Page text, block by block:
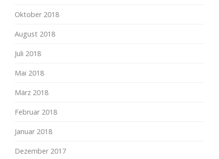
Oktober 2018
August 2018
Juli 2018
Mai 2018
März 2018
Februar 2018
Januar 2018
Dezember 2017